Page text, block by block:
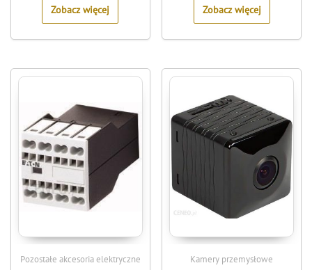
Zobacz więcej Zobacz więcej
Pozostałe akcesoria elektryczne Kamery przemysłowe